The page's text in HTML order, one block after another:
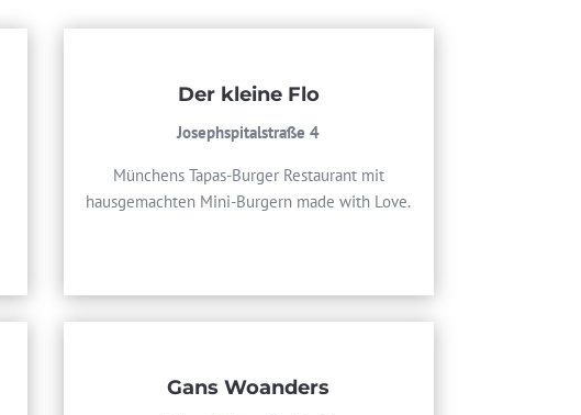
Der kleine Flo
Josephspitalstraße 4
Münchens Tapas-Burger Restaurant mit
hausgemachten Mini-Burgern made with Love.
Gans Woanders